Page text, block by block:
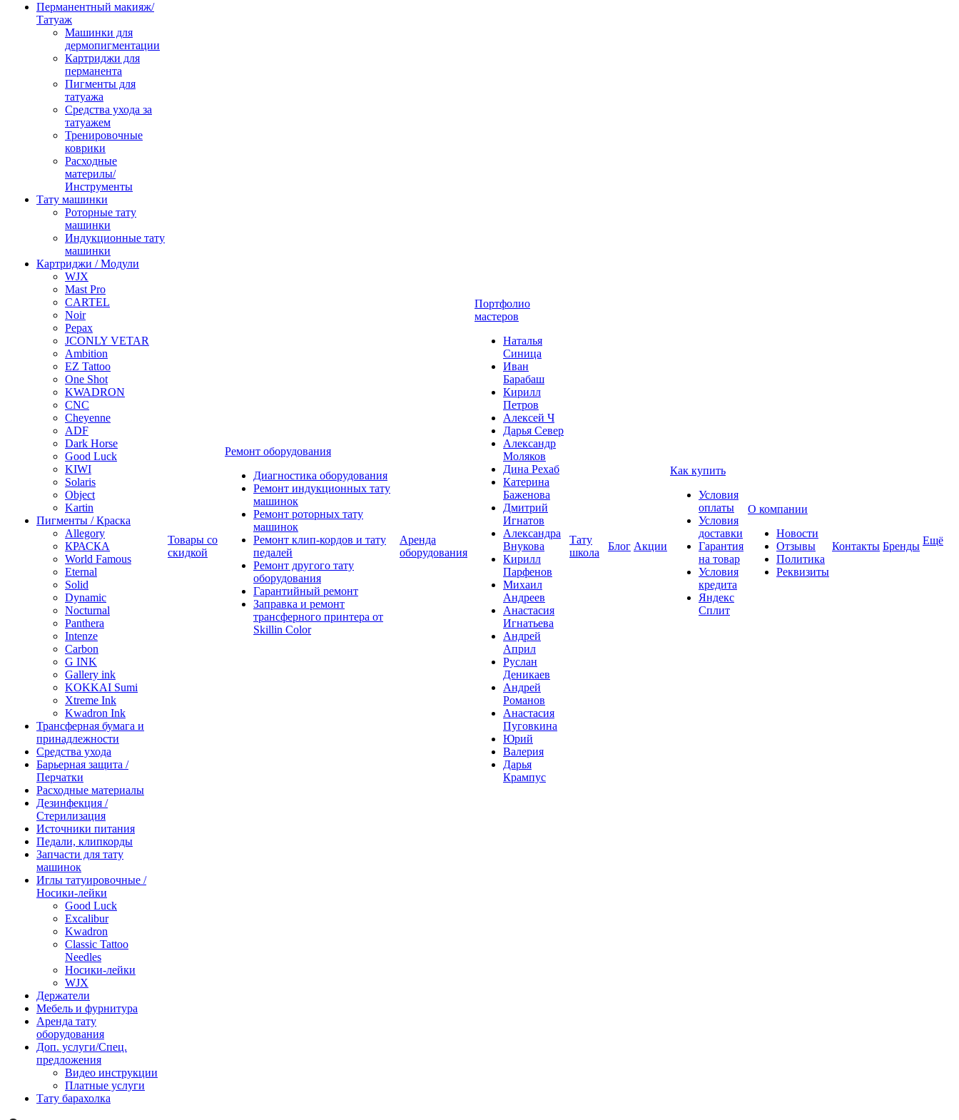
Перманентный макияж/
Татуаж
Машинки для
дермопигментации
Картриджи для
перманента
Пигменты для
татуажа
Средства ухода за
татуажем
Тренировочные
коврики
Расходные
материлы/
Инструменты
Тату машинки
Роторные тату
машинки
Индукционные тату
машинки
Картриджи / Модули
WJX
Mast Pro
CARTEL
Noir
Pepax
JCONLY VETAR
Ambition
EZ Tattoo
One Shot
KWADRON
CNC
Cheyenne
ADF
Dark Horse
Good Luck
KIWI
Solaris
Object
Kartin
Пигменты / Краска
Allegory
КРАСКА
World Famous
Eternal
Solid
Dynamic
Nocturnal
Panthera
Intenze
Carbon
G INK
Gallery ink
KOKKAI Sumi
Xtreme Ink
Kwadron Ink
Трансферная бумага и
принадлежности
Средства ухода
Барьерная защита /
Перчатки
Расходные материалы
Дезинфекция /
Стерилизация
Источники питания
Педали, клипкорды
Запчасти для тату
машинок
Иглы татуировочные /
Носики-лейки
Good Luck
Excalibur
Kwadron
Classic Tattoo
Needles
Носики-лейки
WJX
Держатели
Мебель и фурнитура
Аренда тату
оборудования
Доп. услуги/Спец.
предложения
Видео инструкции
Платные услуги
Тату барахолка
Товары со
скидкой
Ремонт оборудования
Диагностика оборудования
Ремонт индукционных тату
машинок
Ремонт роторных тату
машинок
Ремонт клип-кордов и тату
педалей
Ремонт другого тату
оборудования
Гарантийный ремонт
Заправка и ремонт
трансферного принтера от
Skillin Color
Аренда
оборудования
Портфолио
мастеров
Наталья
Синица
Иван
Барабаш
Кирилл
Петров
Алексей Ч
Дарья Север
Александр
Моляков
Дина Рехаб
Катерина
Баженова
Дмитрий
Игнатов
Александра
Внукова
Кирилл
Парфенов
Михаил
Андреев
Анастасия
Игнатьева
Андрей
Април
Руслан
Деникаев
Андрей
Романов
Анастасия
Пуговкина
Юрий
Валерия
Дарья
Крампус
Тату
школа
Блог Акции
Как купить
Условия
оплаты
Условия
доставки
Гарантия
на товар
Условия
кредита
Яндекс
Сплит
О компании
Новости
Отзывы
Политика
Реквизиты
Контакты Бренды Ещё